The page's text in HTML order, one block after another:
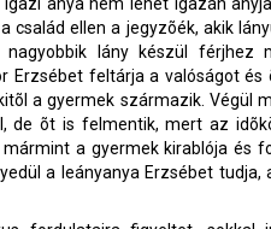
család ellen a jegyzõék, akik
lány készül férjhez
Erzsébet feltárja a valóságot és
a gyermek származik. Végül
de õt is felmentik, mert az
a gyermek kirablója és
a leányanya Erzsébet tudja,